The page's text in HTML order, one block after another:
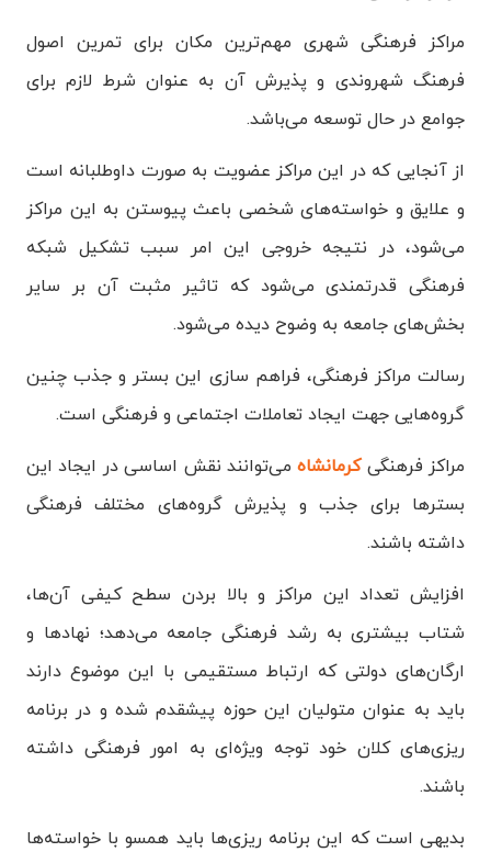
مراکز فرهنگی شهری مهم‌ترین مکان برای تمرین اصول
فرهنگ شهروندی و پذیرش آن به عنوان شرط لازم برای
جوامع در حال توسعه می‌باشد.
از آنجایی که در این مراکز عضویت به صورت داوطلبانه است
و علایق و خواسته‌های شخصی باعث پیوستن به این مراکز
می‌شود، در نتیجه خروجی این امر سبب تشکیل شبکه
فرهنگی قدرتمندی می‌شود که تاثیر مثبت آن بر سایر
بخش‌های جامعه به وضوح دیده می‌شود.
رسالت مراکز فرهنگی، فراهم سازی این بستر و جذب چنین
گروه‌هایی جهت ایجاد تعاملات اجتماعی و فرهنگی است.
مراکز فرهنگیکرمانشاهمی‌توانند نقش اساسی در ایجاد این
بسترها برای جذب و پذیرش گروه‌های مختلف فرهنگی
داشته باشند.
افزایش تعداد این مراکز و بالا بردن سطح کیفی آن‌ها،
شتاب بیشتری به رشد فرهنگی جامعه می‌دهد؛ نهادها و
ارگان‌های دولتی که ارتباط مستقیمی با این موضوع دارند
باید به عنوان متولیان این حوزه پیشقدم شده و در برنامه
ریزی‌های کلان خود توجه ویژه‌ای به امور فرهنگی داشته
باشند.
بدیهی است که این برنامه ریزی‌ها باید همسو با خواسته‌ها